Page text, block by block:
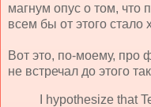
магнум опус о том, что
всем бы от этого стало
Вот это, по-моему, про
не встречал до этого
I hypothesize that